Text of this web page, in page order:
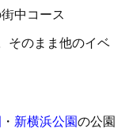
中コース
のまま他のイベ
・ 新横浜公園の公園